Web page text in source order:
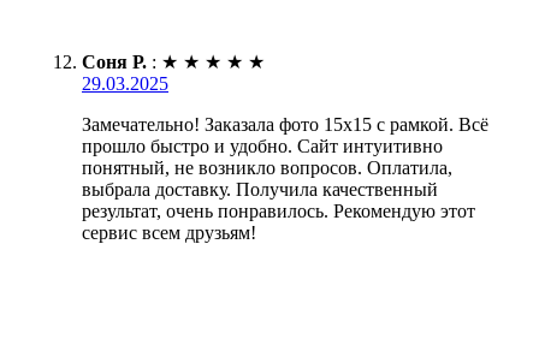
Соня Р. : ★ ★ ★ ★ ★
29.03.2025
Замечательно! Заказала фото 15х15 с рамкой. Всё
прошло быстро и удобно. Сайт интуитивно
понятный, не возникло вопросов. Оплатила,
выбрала доставку. Получила качественный
результат, очень понравилось. Рекомендую этот
сервис всем друзьям!